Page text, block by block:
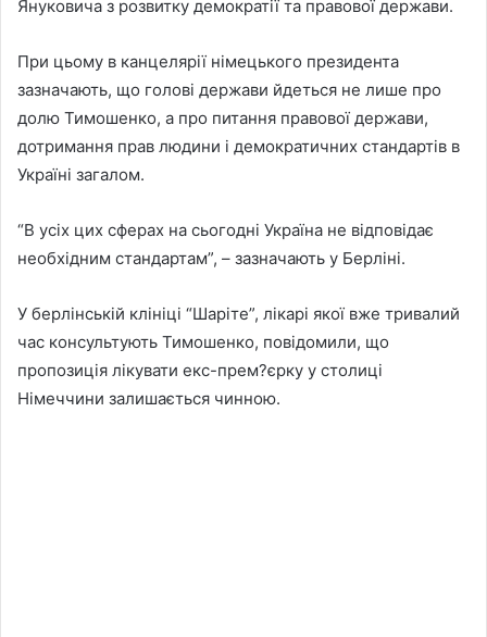
Януковича з розвитку демократії та правової держави.
При цьому в канцелярії німецького президента
зазначають, що голові держави йдеться не лише про
долю Тимошенко, а про питання правової держави,
дотримання прав людини і демократичних стандартів в
Україні загалом.
“В усіх цих сферах на сьогодні Україна не відповідає
необхідним стандартам”, – зазначають у Берліні.
У берлінській клініці “Шаріте”, лікарі якої вже тривалий
час консультують Тимошенко, повідомили, що
пропозиція лікувати екс-прем?єрку у столиці
Німеччини залишається чинною.